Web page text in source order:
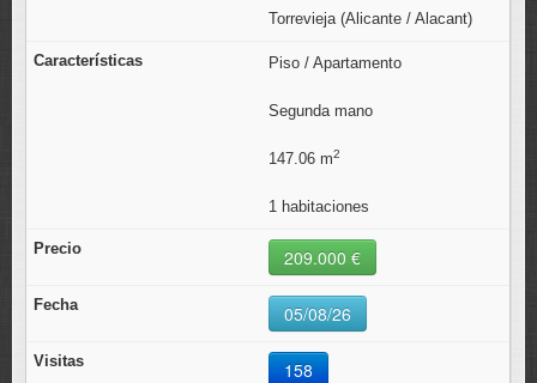
Torrevieja (Alicante / Alacant)
Piso / Apartamento
Segunda mano
147.06 m2
1 habitaciones
209.000 €
05/08/26
158